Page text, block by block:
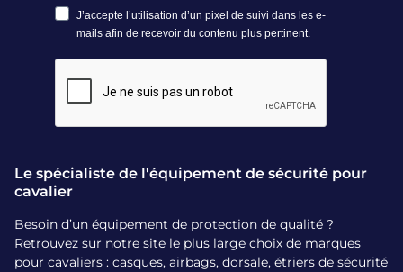
Le spécialiste de l'équipement de sécurité pour
cavalier
Besoin d’un équipement de protection de qualité ?
Retrouvez sur notre site le plus large choix de marques
pour cavaliers : casques, airbags, dorsale, étriers de sécurité